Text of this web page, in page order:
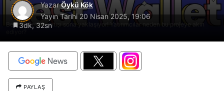
Best Wallet ön satışı sona yaklaşıyor! Yatırımcılar neden bu projeye akın
YazarÖykü Kök
Yayın Tarihi20 Nisan 2025, 19:06
3dk, 32sn
PAYLAŞ